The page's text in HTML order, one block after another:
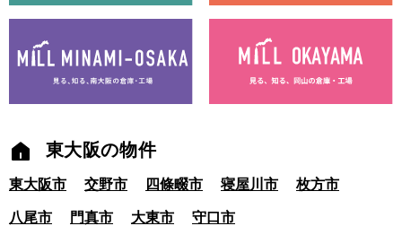
東大阪の物件
東大阪市 交野市 四條畷市 寝屋川市 枚方市
八尾市 門真市 大東市 守口市